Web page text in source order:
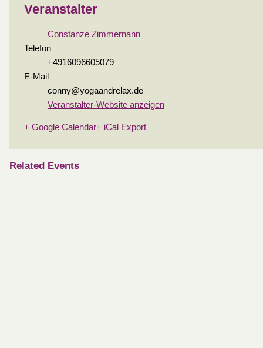
Veranstalter
Constanze Zimmernann
Telefon
+4916096605079
E-Mail
conny@yogaandrelax.de
Veranstalter-Website anzeigen
+ Google Calendar+ iCal Export
Related Events